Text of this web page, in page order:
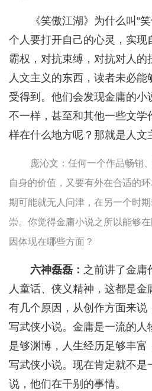
《笑傲江湖》为什么叫“
个人要打开自己的心灵，实现
霸权，对抗束缚，对抗对人的
人文主义的东西，读者未必
受得到。他们会发现金庸的小
不一样，甚至和其他一些文学
样在什么地方呢？那就是人文
庞沁文：任何一个作品畅销
自身的价值，又要有外在合适的
期可能就无人问津，在另一个时
崇。你觉得金庸小说之所以能够
因体现在哪些方面？
六神磊磊： 之前讲了金庸
人童话、侠义精神，这都是
有几个原因，从创作方面来说
写武侠小说。金庸是一流的人
是够渊博，人生经历足够丰富
写武侠小说。现在肯定就不是
说，他们在干别的事情。